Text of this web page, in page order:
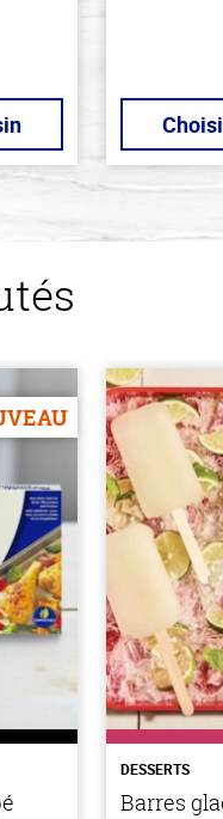
DESSERTS
Barres